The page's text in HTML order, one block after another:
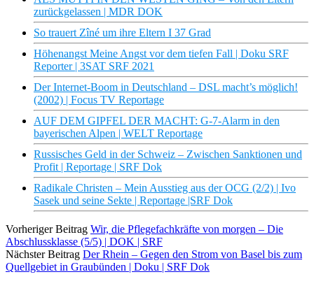
zurückgelassen | MDR DOK
So trauert Zîné um ihre Eltern I 37 Grad
Höhenangst Meine Angst vor dem tiefen Fall | Doku SRF
Reporter | 3SAT SRF 2021
Der Internet-Boom in Deutschland – DSL macht’s möglich!
(2002) | Focus TV Reportage
AUF DEM GIPFEL DER MACHT: G-7-Alarm in den
bayerischen Alpen | WELT Reportage
Russisches Geld in der Schweiz – Zwischen Sanktionen und
Profit | Reportage | SRF Dok
Radikale Christen – Mein Ausstieg aus der OCG (2/2) | Ivo
Sasek und seine Sekte | Reportage |SRF Dok
Vorheriger Beitrag Wir, die Pflegefachkräfte von morgen – Die
Abschlussklasse (5/5) | DOK | SRF
Nächster Beitrag Der Rhein – Gegen den Strom von Basel bis zum
Quellgebiet in Graubünden | Doku | SRF Dok